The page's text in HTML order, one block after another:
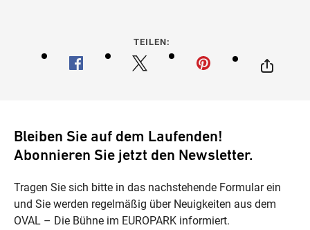
TEILEN:
Bleiben Sie auf dem Laufenden!
Abonnieren Sie jetzt den Newsletter.
Tragen Sie sich bitte in das nachstehende Formular ein
und Sie werden regelmäßig über Neuigkeiten aus dem
OVAL – Die Bühne im EUROPARK informiert.